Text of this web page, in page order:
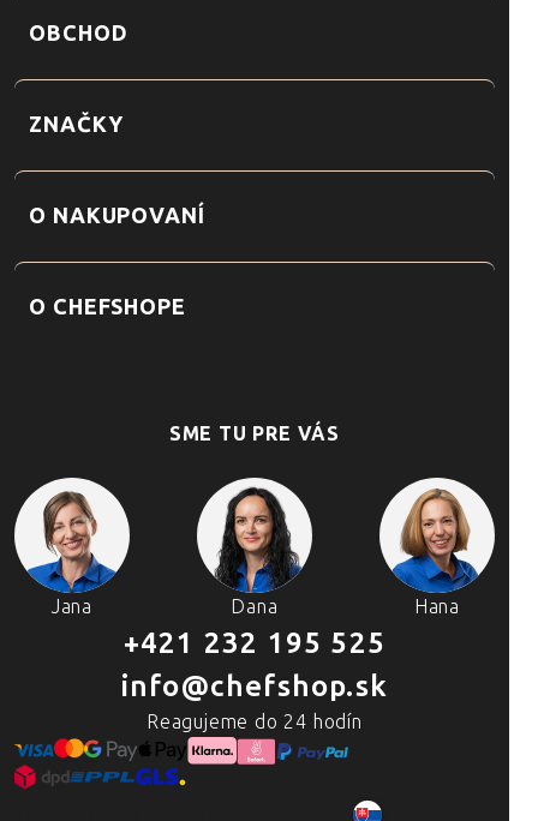
OBCHOD
ZNAČKY
O NAKUPOVANÍ
O CHEFSHOPE
SME TU PRE VÁS
Jana Dana Hana
+421 232 195 525
info@chefshop.sk
Reagujeme do 24 hodín